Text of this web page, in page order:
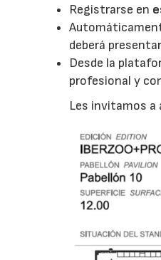
Registrarse en
deberá
Desde la
profesional y
Les invitamos a